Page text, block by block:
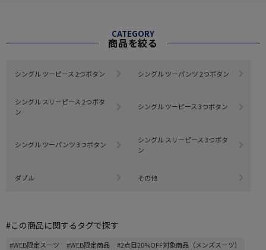
CATEGORY
商品を絞る
シングル ツーピース 2つボタン シングル ツーパンツ 2つボタン
シングル スリーピース 2つボタ
ン
シングル ツーピース 3つボタン
シングル ツーパンツ 3つボタン
シングル スリーピース 3つボタ
ン
ダブル その他
#この商品に関するタグで探す
#WEB限定スーツ #WEB限定商品
#2点目20%OFF対象商品（メンズスーツ）